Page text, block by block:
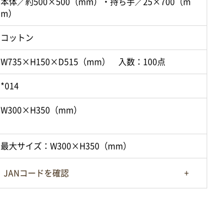
本体／約500×500（mm）・持ち手／25×700（m
m）
コットン
W735×H150×D515（mm） 入数：100点
*014
W300×H350（mm）
最大サイズ：W300×H350（mm）
JANコードを確認